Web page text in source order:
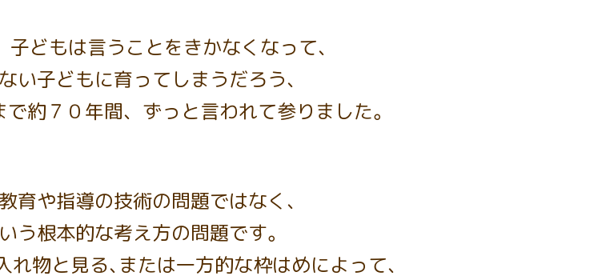
どもは言うことをきかなくなって、
い子どもに育ってしまうだろう、
約７０年間、ずっと言われて参りました。
育や指導の技術の問題ではなく、
う根本的な考え方の問題です。
物と見る､または一方的な枠はめによって、